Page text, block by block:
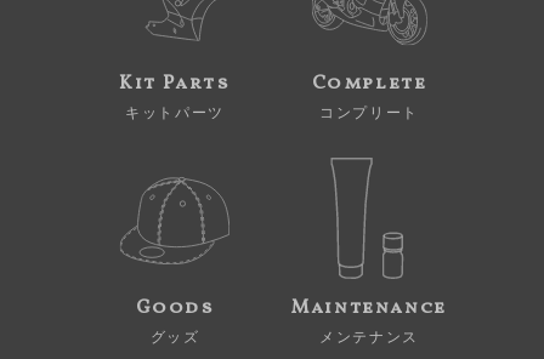
Kit Parts
キットパーツ
Complete
コンプリート
Goods
グッズ
Maintenance
メンテナンス